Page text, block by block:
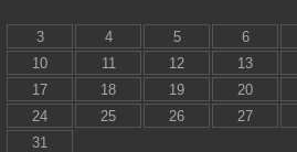
3
4 5 6
10
11 12 13
17
18 19 20
24
25 26 27
31